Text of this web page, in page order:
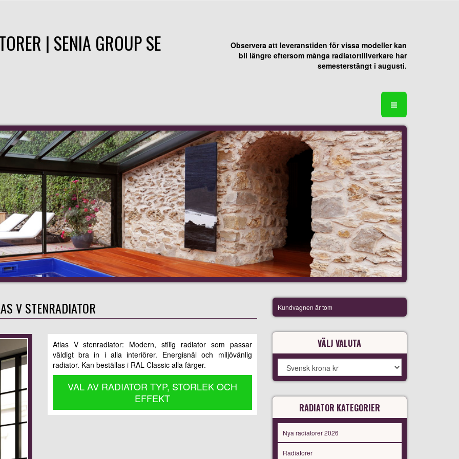
| SENIA GROUP SE
Observera att leveranstiden för vissa modeller kan
bli längre eftersom många radiatortillverkare har
semesterstängt i augusti.
V STENRADIATOR
Atlas V stenradiator: Modern, stilig radiator som passar
väldigt bra in i alla interiörer. Energisnål och miljövänlig
radiator. Kan beställas i RAL Classic alla färger.
VAL AV RADIATOR TYP, STORLEK OCH
EFFEKT
Kundvagnen är tom
VÄLJ VALUTA
RADIATOR KATEGORIER
Nya radiatorer 2026
Radiatorer